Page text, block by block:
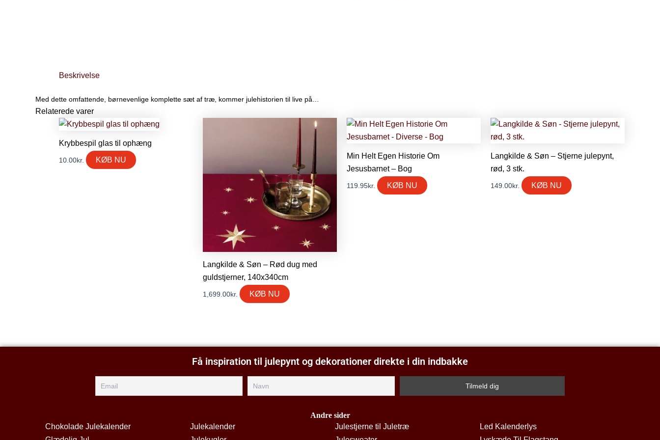
Beskrivelse
Med dette omfattende, børnevenlige komplette sæt af træ, kommer julehistorien til live på…
Relaterede varer
Krybbespil glas til ophæng
10.00kr. KØB NU
Langkilde & Søn – Rød dug med
guldstjerner, 140x340cm
1,699.00kr. KØB NU
Min Helt Egen Historie Om
Jesusbarnet – Bog
119.95kr. KØB NU
Langkilde & Søn – Stjerne julepynt,
rød, 3 stk.
149.00kr. KØB NU
Få inspiration til julepynt og dekorationer direkte i din indbakke
Andre sider
Chokolade Julekalender
Julekalender
Julestjerne til Juletræ
Led Kalenderlys